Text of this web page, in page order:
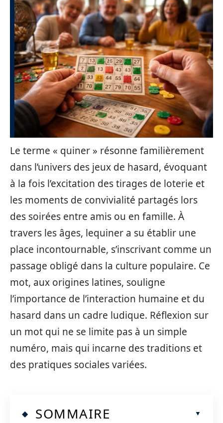
Le terme « quiner » résonne familièrement
dans l’univers des jeux de hasard, évoquant
à la fois l’excitation des tirages de loterie et
les moments de convivialité partagés lors
des soirées entre amis ou en famille. À
travers les âges, lequiner a su établir une
place incontournable, s’inscrivant comme un
passage obligé dans la culture populaire. Ce
mot, aux origines latines, souligne
l’importance de l’interaction humaine et du
hasard dans un cadre ludique. Réflexion sur
un mot qui ne se limite pas à un simple
numéro, mais qui incarne des traditions et
des pratiques sociales variées.
SOMMAIRE